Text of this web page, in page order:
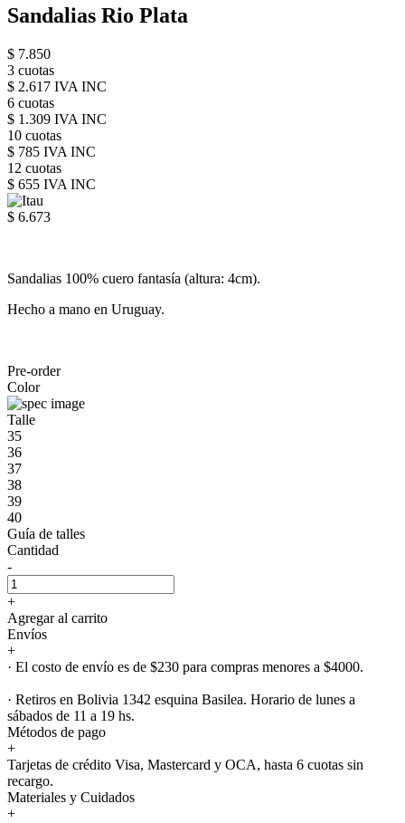
Sandalias Rio Plata
$ 7.850
3 cuotas
$ 2.617 IVA INC
6 cuotas
$ 1.309 IVA INC
10 cuotas
$ 785 IVA INC
12 cuotas
$ 655 IVA INC
$ 6.673
Sandalias 100% cuero fantasía (altura: 4cm).
Hecho a mano en Uruguay.
Pre-order
Color
Talle
35
36
37
38
39
40
Guía de talles
Cantidad
-
+
Agregar al carrito
Envíos
+
· El costo de envío es de $230 para compras menores a $4000.
· Retiros en Bolivia 1342 esquina Basilea. Horario de lunes a
sábados de 11 a 19 hs.
Métodos de pago
+
Tarjetas de crédito Visa, Mastercard y OCA, hasta 6 cuotas sin
recargo.
Materiales y Cuidados
+